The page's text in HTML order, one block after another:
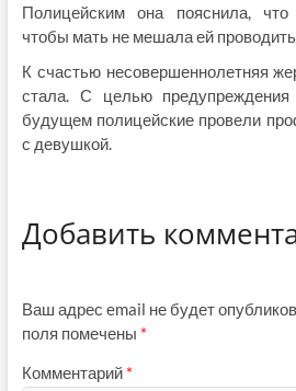
Полицейским она пояснила,
чтобы мать не мешала ей
К счастью несовершеннолетняя
стала. С целью
будущем полицейские провели
с девушкой.
Добавить
Ваш адрес email не будет
поля помечены *
Комментарий *